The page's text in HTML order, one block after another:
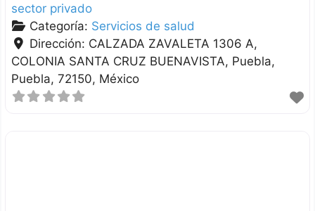
sector privado
Categoría: Servicios de salud
Dirección: CALZADA ZAVALETA 1306 A,
COLONIA SANTA CRUZ BUENAVISTA Puebla
Puebla 72150 México